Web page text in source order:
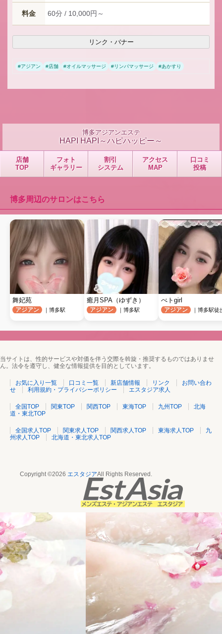
料金 60分 / 10,000円～
リンク・バナー
#アジアン #店舗 #オイルマッサージ #リンパマッサージ #あかすり
博多アジアンエステ
HAPI HAPI～ハピハッピー～
店舗
TOP
フォト
ギャラリー
割引
システム
アクセス
MAP
口コミ
投稿
博多周辺のサロンはこちら
舞妃苑
アジアン ｜博多駅
癒月SPA（ゆずき）
アジアン ｜博多駅
べトgirl
アジアン ｜博多駅徒
当サイトは、性的サービスや対価を伴う交際を斡旋・推奨するものではありませ
ん。法令を遵守し、健全な情報提供を目的としています。
お気に入り一覧 口コミ一覧 新店舗情報 リンク
お問い合わ
せ
利用規約・プライバシーポリシー エスタジア求人
全国TOP 関東TOP 関西TOP 東海TOP 九州TOP
北海
道・東北TOP
全国求人TOP 関東求人TOP 関西求人TOP 東海求人TOP
九
州求人TOP
北海道・東北求人TOP
Copyright ©2026 エスタジアAll Rights Reserved.